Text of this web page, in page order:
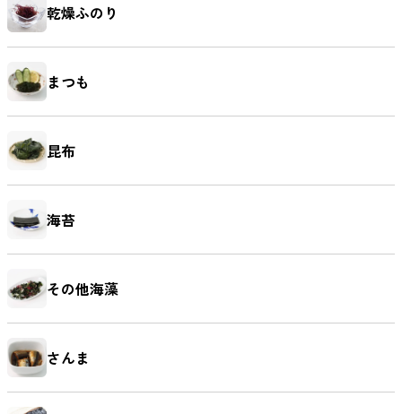
麺類
乾燥ふのり
まつも
昆布
海苔
その他海藻
さんま